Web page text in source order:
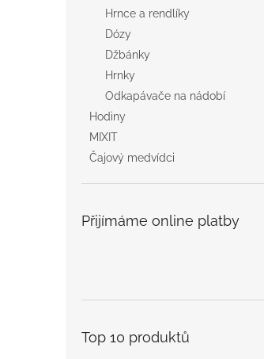
Hrnce a rendlíky
Dózy
Džbánky
Hrnky
Odkapávače na nádobí
Hodiny
MIXIT
Čajový medvídci
Přijímáme online platby
Top 10 produktů